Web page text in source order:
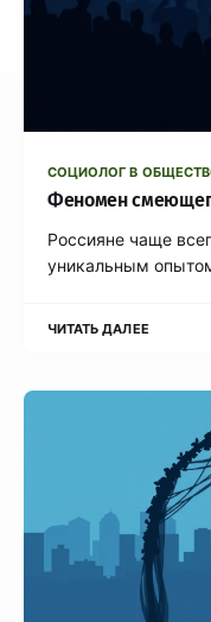
СОЦИОЛОГ В
Феномен
Россияне чаще
уникальным
ЧИТАТЬ ДАЛЕЕ